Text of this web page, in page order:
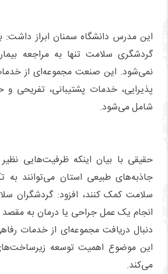
این مدرس دانشگاه سمنان ابراز داشت:
گردشگری سلامت تنها به مراجعه
نمی‌شود. این صنعت مجموعه‌ای از
پذیرایی، خدمات پشتیبانی، تفریحی و
شامل می‌شود.
حقیقی با بیان اینکه ظرفیت‌هایی
جاذبه‌های طبیعی استان می‌توانند به
سلامت کمک کنند، افزود: گردشگران
انجام یک عمل جراحی یا درمان به مقصد
دنبال دریافت مجموعه‌ای از خدمات
این موضوع اهمیت توسعه
می‌کند.